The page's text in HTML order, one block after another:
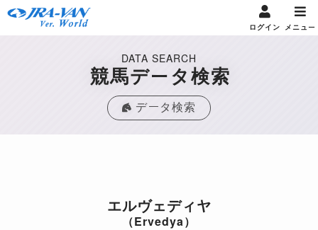
ログイン メニュー
DATA SEARCH
競馬データ検索
データ検索
エルヴェディヤ
（Ervedya）